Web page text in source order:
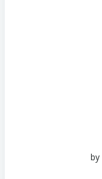
by